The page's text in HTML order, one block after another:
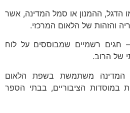
ההמנון או סמל המדינה, אשר
של הלאום המרכזי.
רשמיים שמבוססים על לוח
הרוב.
משתמשת בשפת הלאום
הציבוריים, בבתי הספר